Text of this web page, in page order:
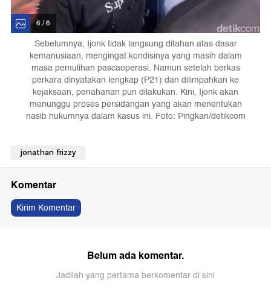
6 / 6
Sebelumnya, Ijonk tidak langsung ditahan atas dasar
kemanusiaan, mengingat kondisinya yang masih dalam
masa pemulihan pascaoperasi. Namun setelah berkas
perkara dinyatakan lengkap (P21) dan dilimpahkan ke
kejaksaan, penahanan pun dilakukan. Kini, Ijonk akan
menunggu proses persidangan yang akan menentukan
nasib hukumnya dalam kasus ini. Foto: Pingkan/detikcom
jonathan frizzy
Komentar
Kirim Komentar
Belum ada komentar.
Jadilah yang pertama berkomentar di sini